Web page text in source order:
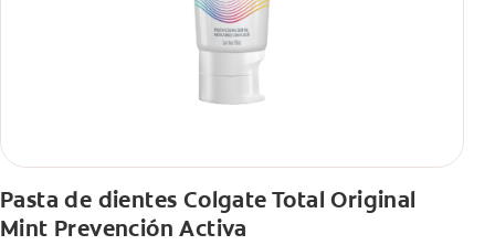
Pasta de dientes Colgate Total Original
Mint Prevención Activa